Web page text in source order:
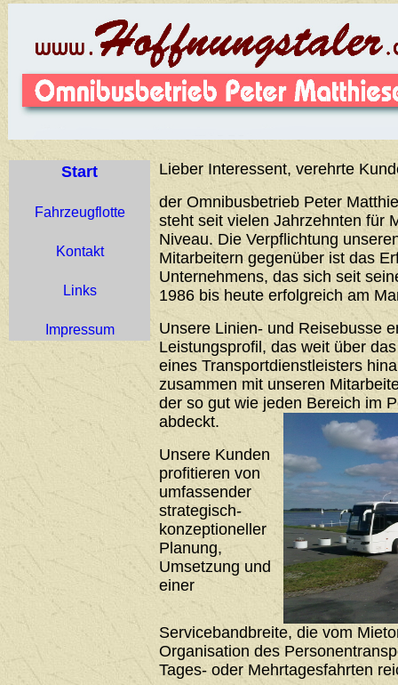
Start
Fahrzeugflotte
Kontakt
Links
Impressum
Lieber Interessent, verehrte
der Omnibusbetrieb Peter
steht seit vielen Jahrzehnten für
Niveau. Die Verpflichtung
Mitarbeitern gegenüber ist das
Unternehmens, das sich seit
1986 bis heute erfolgreich am
Unsere Linien- und Reisebusse
Leistungsprofil, das weit über
eines Transportdienstleisters
zusammen mit unseren
der so gut wie jeden Bereich im
abdeckt.
Unsere Kunden
profitieren von
umfassender
strategisch-
konzeptioneller
Planung,
Umsetzung und
einer
Servicebandbreite, die vom
Organisation des
Tages- oder Mehrtagesfahrten